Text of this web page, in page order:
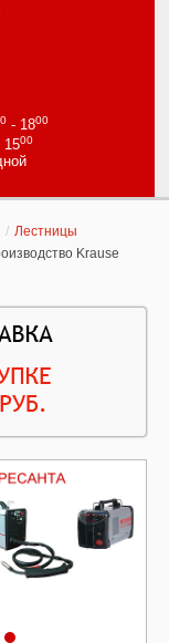
- 1800
00
/ Лестницы
Krause